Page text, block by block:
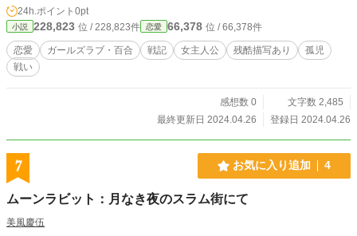
24h.ポイント 0pt
小説 228,823 位 / 228,823件 恋愛 66,378 位 / 66,378件
恋愛 ガールズラブ・百合 戦記 女主人公 残酷描写あり
孤児
戦い
感想数 0
文字数 2,485
最終更新日 2024.04.26
登録日 2024.04.26
7 お気に入り追加 4
ムーンラビット：月なき夜のスラム街にて
美風慶伍